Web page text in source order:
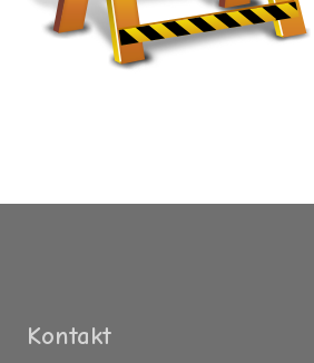
Kontakt